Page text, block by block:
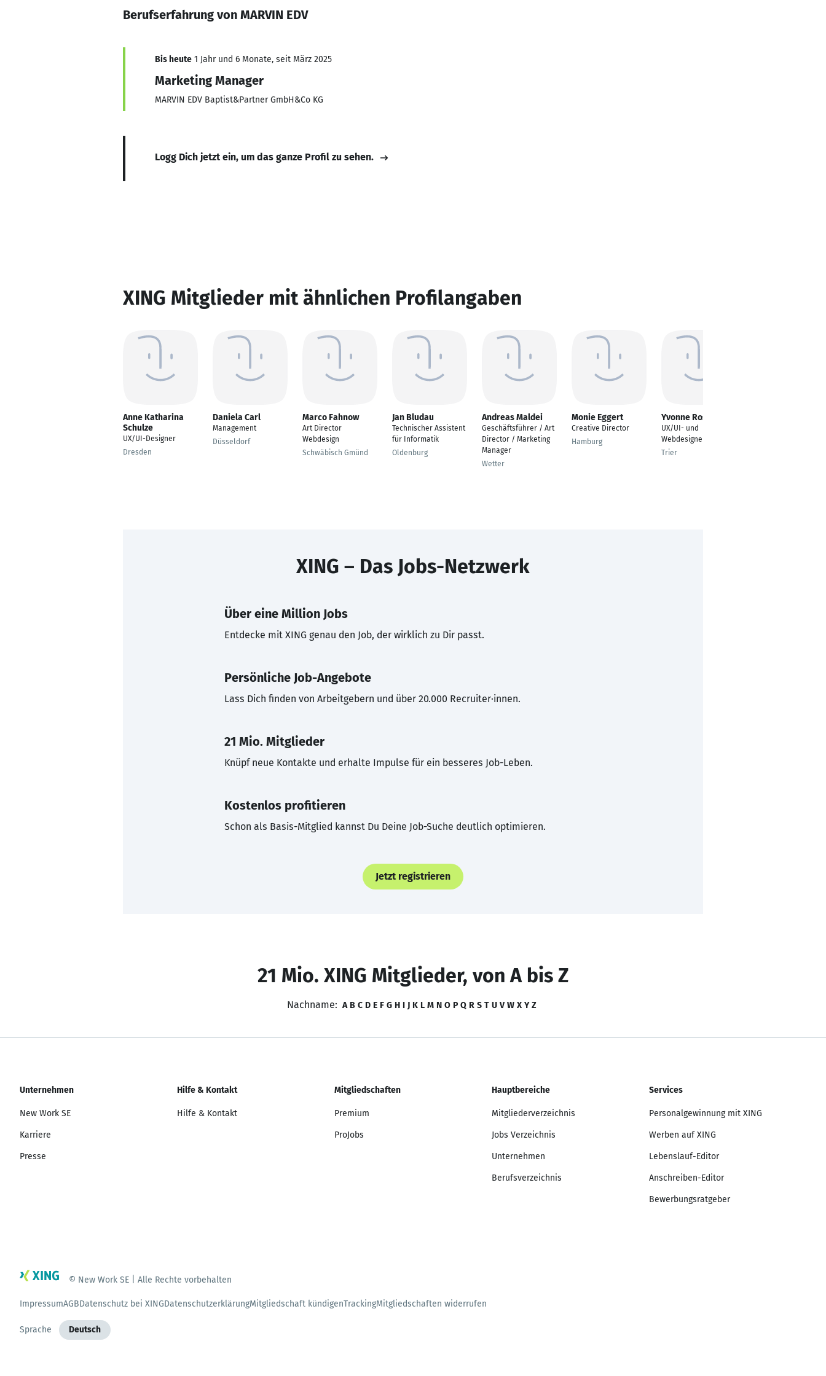
Berufserfahrung von MARVIN EDV
Bis heute 1 Jahr und 6 Monate, seit März 2025
Marketing Manager
MARVIN EDV Baptist&Partner GmbH&Co KG
Logg Dich jetzt ein, um das ganze Profil zu sehen.
XING Mitglieder mit ähnlichen Profilangaben
Anne Katharina
Schulze
UX/UI-Designer
Dresden
Daniela Carl
Management
Düsseldorf
Marco Fahnow
Art Director
Webdesign
Schwäbisch Gmünd
Jan Bludau
Technischer Assistent
für Informatik
Oldenburg
Andreas Maldei
Geschäftsführer / Art
Director / Marketing
Manager
Wetter
Monie Eggert
Creative Director
Hamburg
Yvonne Rosovits
UX/UI- und
Webdesigner
Trier
XING – Das Jobs-Netzwerk
Über eine Million Jobs
Entdecke mit XING genau den Job, der wirklich zu Dir passt.
Persönliche Job-Angebote
Lass Dich finden von Arbeitgebern und über 20.000 Recruiter·innen.
21 Mio. Mitglieder
Knüpf neue Kontakte und erhalte Impulse für ein besseres Job-Leben.
Kostenlos profitieren
Schon als Basis-Mitglied kannst Du Deine Job-Suche deutlich optimieren.
Jetzt registrieren
21 Mio. XING Mitglieder, von A bis Z
Nachname: A B C D E F G H I J K L M N O P Q R S T U V W X Y Z
Unternehmen
New Work SE
Karriere
Presse
Hilfe & Kontakt
Hilfe & Kontakt
Mitgliedschaften
Premium
ProJobs
Hauptbereiche
Mitgliederverzeichnis
Jobs Verzeichnis
Unternehmen
Berufsverzeichnis
Services
Personalgewinnung mit XING
Werben auf XING
Lebenslauf-Editor
Anschreiben-Editor
Bewerbungsratgeber
© New Work SE | Alle Rechte vorbehalten
ImpressumAGBDatenschutz bei XINGDatenschutzerklärungMitgliedschaft kündigenTrackingMitgliedschaften widerrufen
Sprache Deutsch